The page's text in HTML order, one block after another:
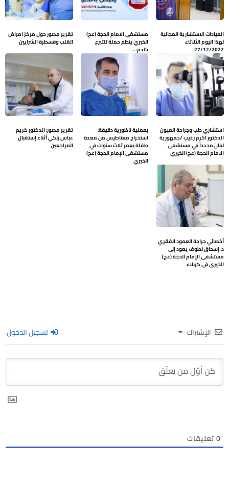
العيادات الاستشارية المجانية
لهذا اليوم الثلاثاء
27/12/2022
مستشفى الامام الحجة (عج)
الخيري ينظم حملة للتبرع
بالدم…
تقرير مصور حول مركز امراض
القلب وقسطرة الشرايين
استشاري طب وجراحة العيون
الدكتور اكرم زغيب /جمهورية
لبنان مجدداً في مستشفى
الامام الحجة (عج) الخيري
بعملية ناظورية دقيقة:
استخراج مغناطيس من معدة
طفلة بعمر ثلاث سنوات في
مستشفى الإمام الحجة (عج)
الخيري
تقرير مصور: الدكتور كريم
عباس زنكي أثناء إستقبال
المراجعين
أخصائي جراحة العمود الفقري
د. إسحاق لطوف يعود إلى
مستشفى الإمام الحجة (عج)
الخيري في كربلاء
الإشتراك تسجيل الدخول
0تعليقات